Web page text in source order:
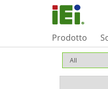
Prodotto